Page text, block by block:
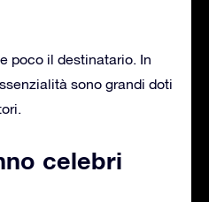
poco il destinatario. In
sono grandi doti
celebri